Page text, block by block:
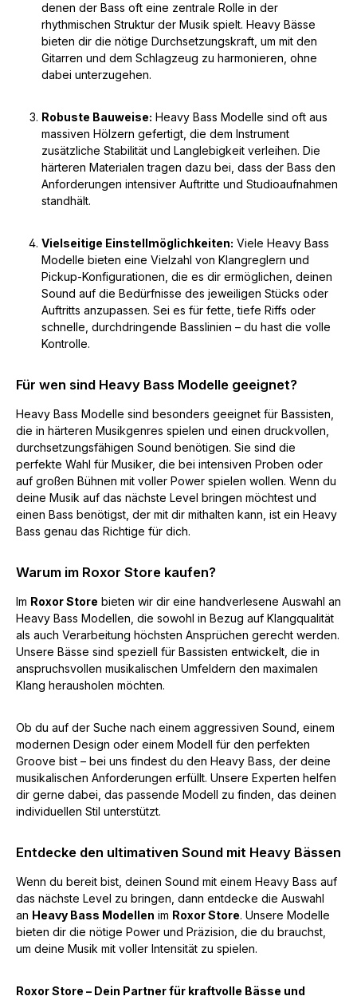
denen der Bass oft eine zentrale Rolle in der
rhythmischen Struktur der Musik spielt. Heavy Bässe
bieten dir die nötige Durchsetzungskraft, um mit den
Gitarren und dem Schlagzeug zu harmonieren, ohne
dabei unterzugehen.
Robuste Bauweise: Heavy Bass Modelle sind oft aus
massiven Hölzern gefertigt, die dem Instrument
zusätzliche Stabilität und Langlebigkeit verleihen. Die
härteren Materialen tragen dazu bei, dass der Bass den
Anforderungen intensiver Auftritte und Studioaufnahmen
standhält.
Vielseitige Einstellmöglichkeiten: Viele Heavy Bass
Modelle bieten eine Vielzahl von Klangreglern und
Pickup-Konfigurationen, die es dir ermöglichen, deinen
Sound auf die Bedürfnisse des jeweiligen Stücks oder
Auftritts anzupassen. Sei es für fette, tiefe Riffs oder
schnelle, durchdringende Basslinien – du hast die volle
Kontrolle.
Für wen sind Heavy Bass Modelle geeignet?
Heavy Bass Modelle sind besonders geeignet für Bassisten,
die in härteren Musikgenres spielen und einen druckvollen,
durchsetzungsfähigen Sound benötigen. Sie sind die
perfekte Wahl für Musiker, die bei intensiven Proben oder
auf großen Bühnen mit voller Power spielen wollen. Wenn du
deine Musik auf das nächste Level bringen möchtest und
einen Bass benötigst, der mit dir mithalten kann, ist ein Heavy
Bass genau das Richtige für dich.
Warum im Roxor Store kaufen?
Im Roxor Store bieten wir dir eine handverlesene Auswahl an
Heavy Bass Modellen, die sowohl in Bezug auf Klangqualität
als auch Verarbeitung höchsten Ansprüchen gerecht werden.
Unsere Bässe sind speziell für Bassisten entwickelt, die in
anspruchsvollen musikalischen Umfeldern den maximalen
Klang herausholen möchten.
Ob du auf der Suche nach einem aggressiven Sound, einem
modernen Design oder einem Modell für den perfekten
Groove bist – bei uns findest du den Heavy Bass, der deine
musikalischen Anforderungen erfüllt. Unsere Experten helfen
dir gerne dabei, das passende Modell zu finden, das deinen
individuellen Stil unterstützt.
Entdecke den ultimativen Sound mit Heavy Bässen
Wenn du bereit bist, deinen Sound mit einem Heavy Bass auf
das nächste Level zu bringen, dann entdecke die Auswahl
an Heavy Bass Modellen im Roxor Store. Unsere Modelle
bieten dir die nötige Power und Präzision, die du brauchst,
um deine Musik mit voller Intensität zu spielen.
Roxor Store – Dein Partner für kraftvolle Bässe und